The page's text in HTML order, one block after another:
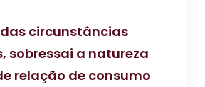
circunstâncias
sobressai a natureza
relação de consumo